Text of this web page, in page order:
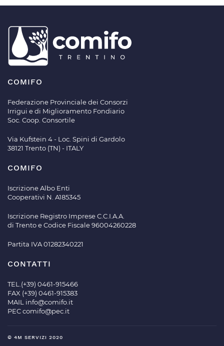
COMIFO
Federazione Provinciale dei Consorzi
Irrigui e di Miglioramento Fondiario
Soc. Coop. Consortile
Via Kufstein 4 - Loc. Spini di Gardolo
38121 Trento (TN) - ITALY
COMIFO
Iscrizione Albo Enti
Cooperativi N. A185345
Iscrizione Registro Imprese C.C.I.A.A.
di Trento e Codice Fiscale 96004260228
Partita IVA 01282340221
CONTATTI
TEL.(+39) 0461-915466
FAX (+39) 0461-915383
MAIL info@comifo.it
PECcomifo@pec.it
© 4M SERVIZI 2020